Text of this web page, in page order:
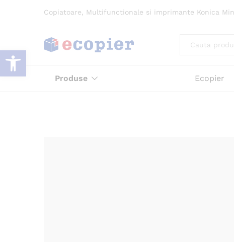
Copiatoare, Multifunctionale si imprimante Konica
Produse Ecopier
Deschide bara de unelte